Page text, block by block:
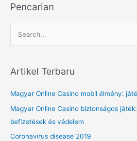
Pencarian
r
h
f
o
r
Artikel Terbaru
Magyar Online Casino mobil élmény:
Magyar Online Casino biztonságos
befizetések és védelem
Coronavirus disease 2019